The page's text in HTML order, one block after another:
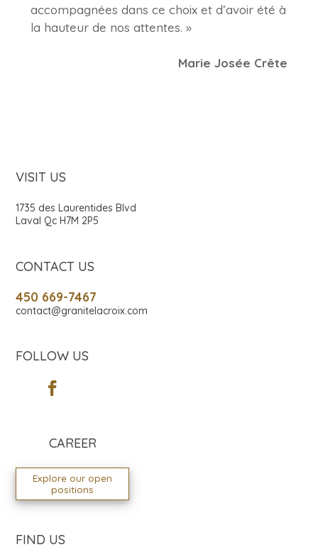
accompagnées dans ce choix et d’avoir été à
la hauteur de nos attentes. »
Marie Josée Crête
VISIT US
1735 des Laurentides Blvd
Laval Qc H7M 2P5
CONTACT US
450 669-7467
contact@granitelacroix.com
FOLLOW US
CAREER
Explore our open
positions
FIND US